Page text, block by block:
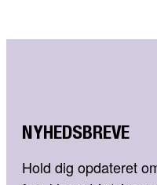
NYHEDSBREVE
Hold dig opdateret